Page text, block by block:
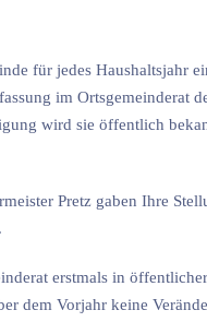
für jedes Haushaltsjahr
im
wird sie öffentlich
Pretz gaben Ihre
erstmals in
dem Vorjahr keine